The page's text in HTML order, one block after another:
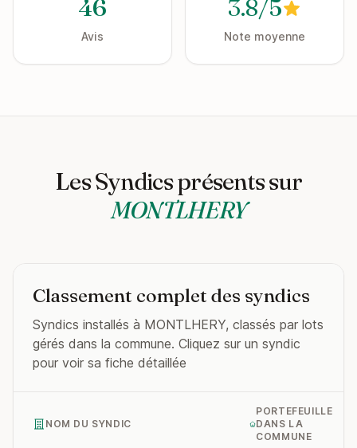
46
Avis
3.8/5
Note moyenne
Les Syndics présents sur
MONTLHERY
Classement complet des syndics
Syndics installés à MONTLHERY, classés par lots
gérés dans la commune. Cliquez sur un syndic
pour voir sa fiche détaillée
NOM DU SYNDIC
PORTEFEUILLE
DANS LA
COMMUNE